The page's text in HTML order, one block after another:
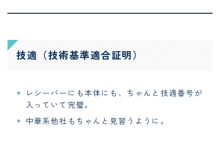
技適（技術基準適合証明）
レシーバーにも本体にも、ちゃんと技適番号が
入っていて完璧。
中華系他社もちゃんと見習うように。